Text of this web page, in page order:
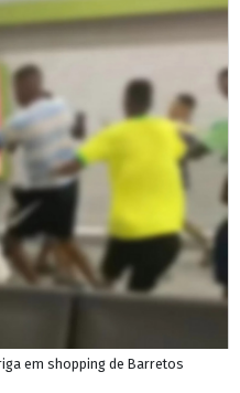
em shopping de Barretos